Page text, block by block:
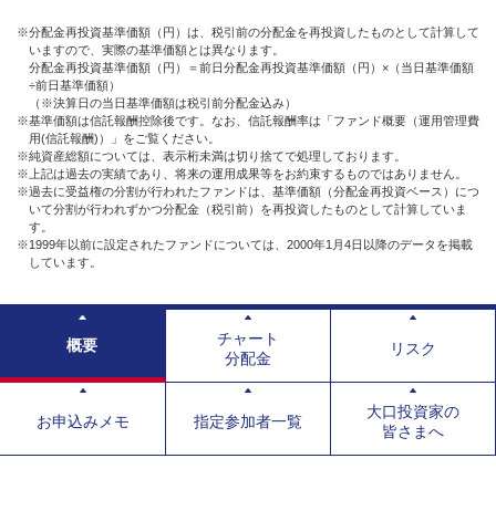
※分配金再投資基準価額（円）は、税引前の分配金を再投資したものとして計算して
いますので、実際の基準価額とは異なります。
分配金再投資基準価額（円）＝前日分配金再投資基準価額（円）×（当日基準価額
÷前日基準価額）
（※決算日の当日基準価額は税引前分配金込み）
※基準価額は信託報酬控除後です。なお、信託報酬率は「ファンド概要（運用管理費
用(信託報酬)）」をご覧ください。
※純資産総額については、表示桁未満は切り捨てで処理しております。
※上記は過去の実績であり、将来の運用成果等をお約束するものではありません。
※過去に受益権の分割が行われたファンドは、基準価額（分配金再投資ベース）につ
いて分割が行われずかつ分配金（税引前）を再投資したものとして計算していま
す。
※1999年以前に設定されたファンドについては、2000年1月4日以降のデータを掲載
しています。
概要
チャート
分配金
リスク
お申込みメモ 指定参加者一覧
大口投資家の
皆さまへ